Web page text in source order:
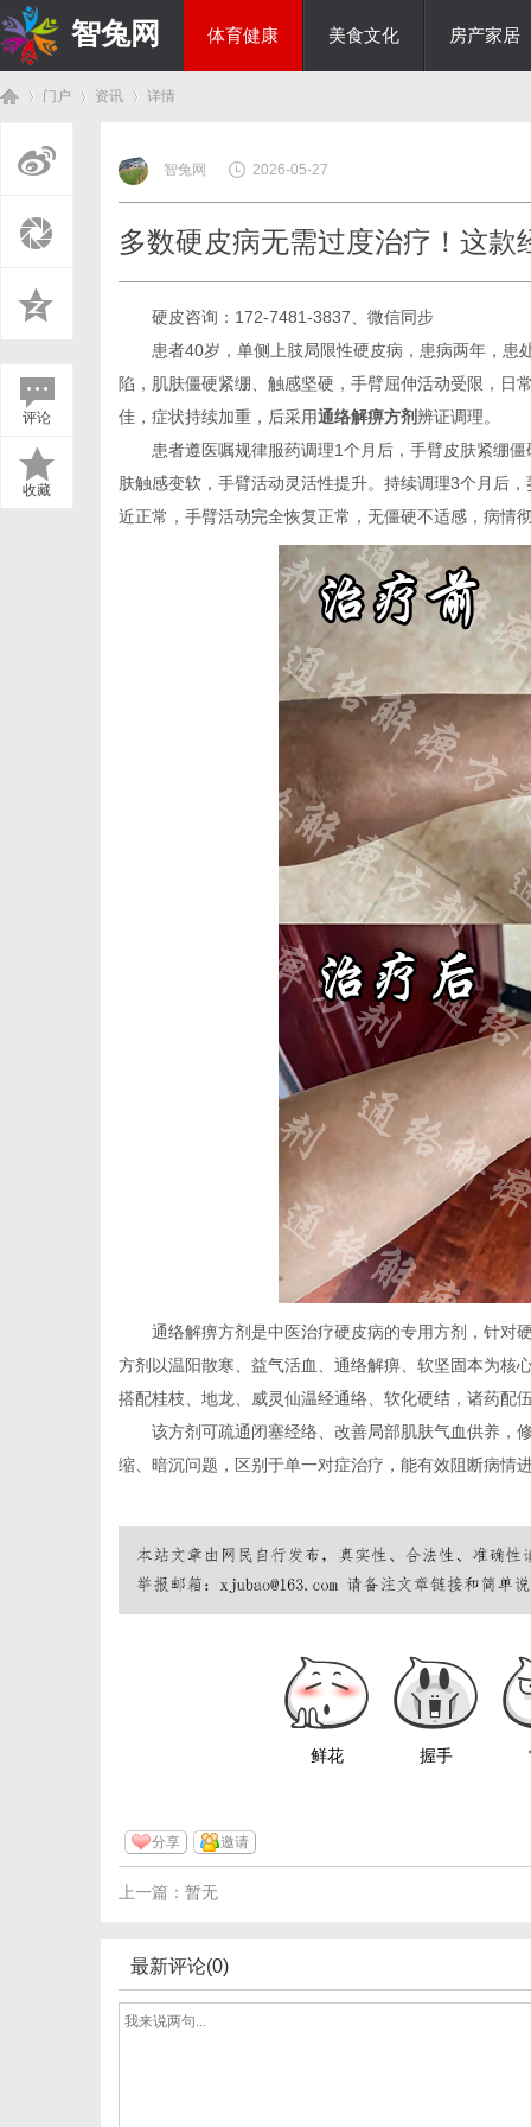
智兔网 体育健康 美食文化 房产家居
门户 资讯
›
详情
评论
收藏
智兔网 2026-05-27
多数硬皮病无需过度治疗！这款
硬皮咨询：172-7481-3837、微信同步
患者40岁，单侧上肢局限性硬皮病，患病两年，
陷，肌肤僵硬紧绷、触感坚硬，手臂屈伸活动受限，日
佳，症状持续加重，后采用通络解痹方剂辨证调理。
患者遵医嘱规律服药调理1个月后，手臂皮肤紧绷
肤触感变软，手臂活动灵活性提升。持续调理3个月后
近正常，手臂活动完全恢复正常，无僵硬不适感，病情
通络解痹方剂是中医治疗硬皮病的专用方剂，针对
方剂以温阳散寒、益气活血、通络解痹、软坚固本为核
搭配桂枝、地龙、威灵仙温经通络、软化硬结，诸药配
该方剂可疏通闭塞经络、改善局部肌肤气血供养，
缩、暗沉问题，区别于单一对症治疗，能有效阻断病情
鲜花 握手
分享 邀请
上一篇：暂无
最新评论(0)